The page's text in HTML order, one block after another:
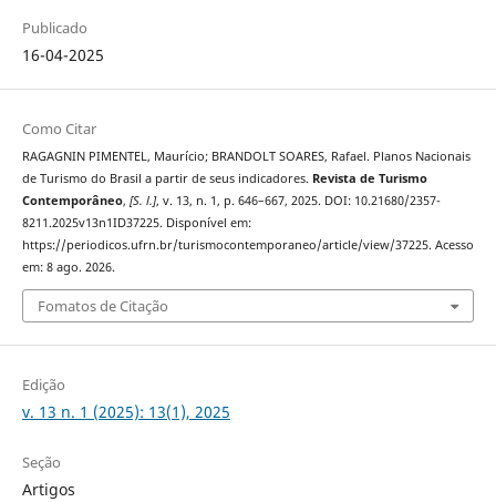
Publicado
16-04-2025
Como Citar
RAGAGNIN PIMENTEL, Maurício; BRANDOLT SOARES, Rafael. Planos Nacionais
de Turismo do Brasil a partir de seus indicadores. Revista de Turismo
Contemporâneo, [S. l.], v. 13, n. 1, p. 646–667, 2025. DOI: 10.21680/2357-
8211.2025v13n1ID37225. Disponível em:
https://periodicos.ufrn.br/turismocontemporaneo/article/view/37225. Acesso
em: 8 ago. 2026.
Fomatos de Citação
Edição
v. 13 n. 1 (2025): 13(1), 2025
Seção
Artigos